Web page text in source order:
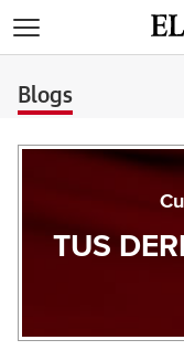
Blogs
TUS